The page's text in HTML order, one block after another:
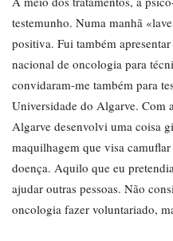
testemunho. Numa manhã
positiva. Fui também
nacional de oncologia para
convidaram-me também para
Universidade do Algarve. Com
Algarve desenvolvi uma coisa
maquilhagem que visa
doença. Aquilo que eu
ajudar outras pessoas. Não
oncologia fazer voluntariado,